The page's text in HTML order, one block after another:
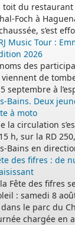
toit du
Foch à
s’est
Music Tour :
2026
des
de
septembre à
Bains. Deux
à moto
la circulation
h, sur la RD
Bains en
des fifres : de
Fête des fifres
: samedi 8
le parc du
chargée en